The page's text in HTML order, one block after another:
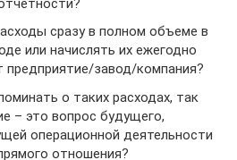
сразу в полном объеме в
или начислять их ежегодно
предприятие/завод/компания?
о таких расходах, так
– это вопрос будущего,
операционной деятельности
отношения?